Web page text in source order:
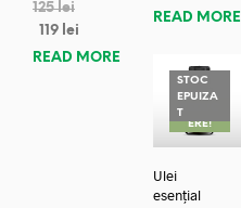
125lei
119 lei
READ MORE
READ MORE
STOC
EPUIZA
TREDUC
ERE!
Ulei
esențial